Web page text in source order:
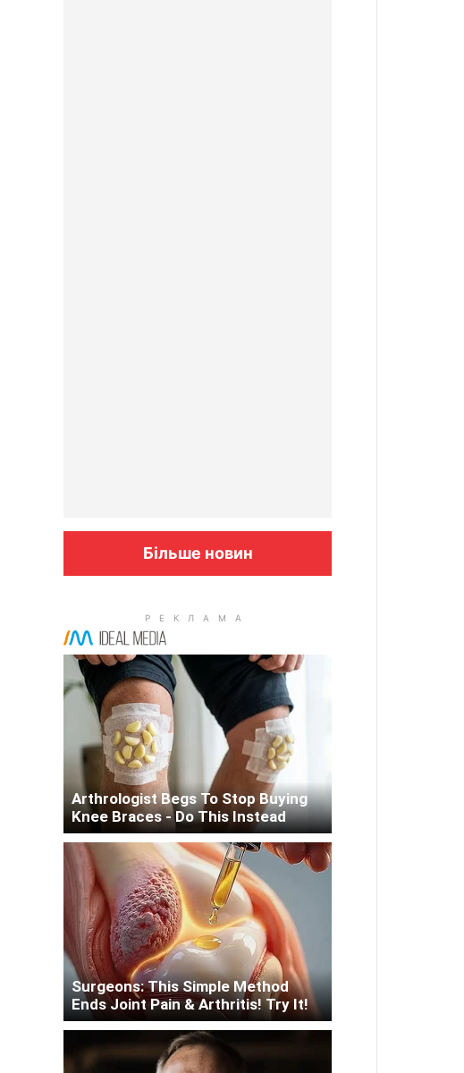
Більше новин
Arthrologist Begs To Stop Buying
Knee Braces - Do This Instead
Surgeons: This Simple Method
Ends Joint Pain & Arthritis! Try It!